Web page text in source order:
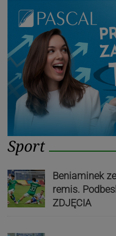
Sport
Beniaminek
remis.
ZDJĘCIA